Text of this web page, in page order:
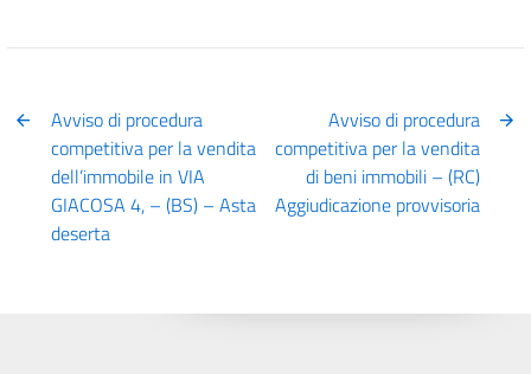
Avviso di procedura
competitiva per la vendita
dell’immobile in VIA
GIACOSA 4, – (BS) – Asta
deserta
Avviso di procedura
competitiva per la vendita
di beni immobili – (RC)
Aggiudicazione provvisoria